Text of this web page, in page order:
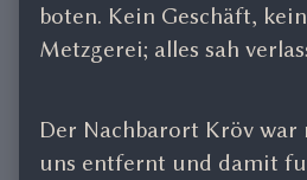
boten. Kein Geschäft,
Metzgerei; alles sah
Der Nachbarort Kröv war
uns entfernt und damit